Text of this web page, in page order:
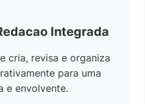
Integrada
cria, revisa e organiza
para uma
e envolvente.